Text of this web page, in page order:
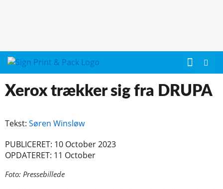
Xerox trækker sig fra DRUPA
Tekst: Søren Winsløw
PUBLICERET: 10 October 2023
OPDATERET: 11 October
Foto: Pressebillede